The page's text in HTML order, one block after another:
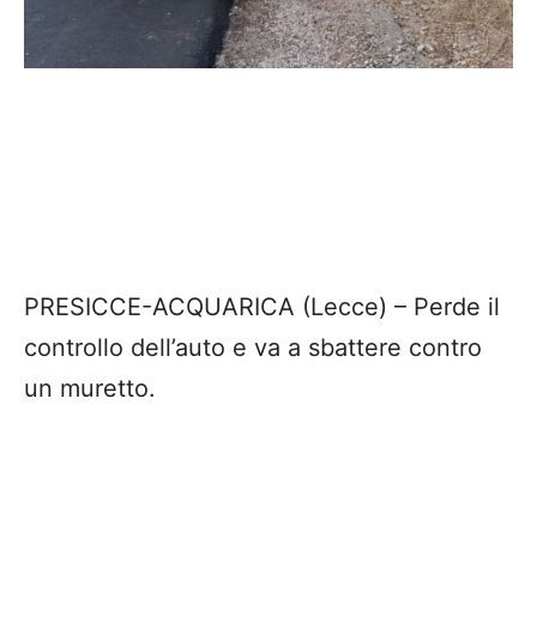
PRESICCE-ACQUARICA (Lecce) – Perde il
controllo dell’auto e va a sbattere contro
un muretto.